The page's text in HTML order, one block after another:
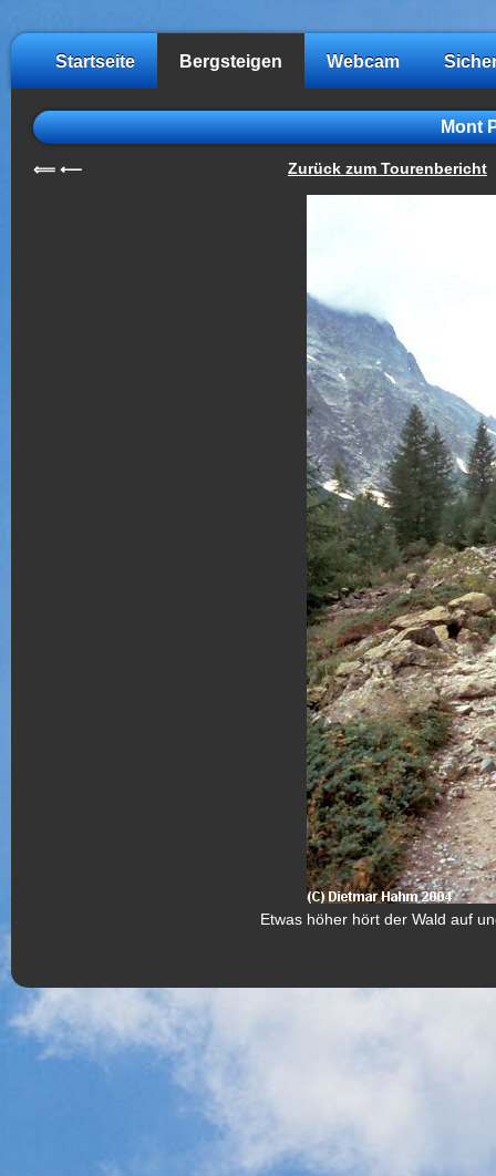
Startseite Bergsteigen Webcam
Mont
⟸ ⟵ Zurück zum Tourenbericht
Etwas höher hört der Wald auf